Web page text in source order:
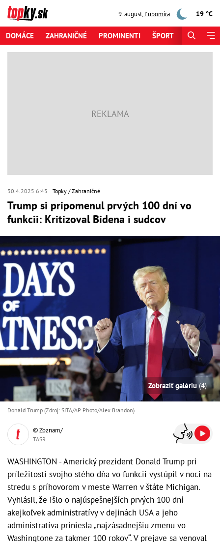
9. august,Ľubomíra 19 °C
DOMÁCE ZAHRANIČNÉ PROMINENTI ŠPORT
30.4.2025 6:45 Topky Zahraničné
Trump si pripomenul prvých 100 dní vo
funkcii: Kritizoval Bidena i sudcov
Zobraziť galériu(4)
Donald Trump (Zdroj: SITA/AP Photo/Alex Brandon)
© Zoznam/
TASR
WASHINGTON - Americký prezident Donald Trump pri
príležitosti svojho stého dňa vo funkcii vystúpil v noci na
stredu s príhovorom v meste Warren v štáte Michigan.
Vyhlásil, že išlo o najúspešnejších prvých 100 dní
akejkoľvek administratívy v dejinách USA a jeho
administratíva priniesla „najzásadnejšiu zmenu vo
Washingtone za takmer 100 rokov“. V prejave sa venoval